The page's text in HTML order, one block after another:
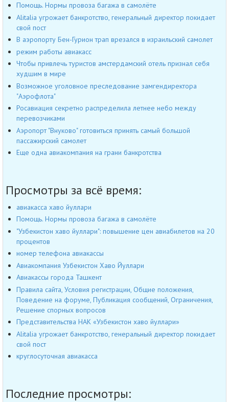
Помощь. Нормы провоза багажа в самолёте
Alitalia угрожает банкротство, генеральный директор покидает
свой пост
В аэропорту Бен-Гурион трап врезался в израильский самолет
режим работы авиакасс
Чтобы привлечь туристов амстердамский отель признал себя
худшим в мире
Возможное уголовное преследование замгендиректора
"Аэрофлота"
Росавиация секретно распределила летнее небо между
перевозчиками
Аэропорт "Внуково" готовиться принять самый большой
пассажирский самолет
Еще одна авиакомпания на грани банкротства
Просмотры за всё время:
авиакасса хаво йуллари
Помощь. Нормы провоза багажа в самолёте
"Узбекистон хаво йуллари": повышение цен авиабилетов на 20
процентов
номер телефона авиакассы
Авиакомпания Узбекистон Хаво Йуллари
Авиакассы города Ташкент
Правила сайта, Условия регистрации, Общие положения,
Поведение на форуме, Публикация сообщений, Ограничения,
Решение спорных вопросов
Представительства НАК «Узбекистон хаво йуллари»
Alitalia угрожает банкротство, генеральный директор покидает
свой пост
круглосуточная авиакасса
Последние просмотры: